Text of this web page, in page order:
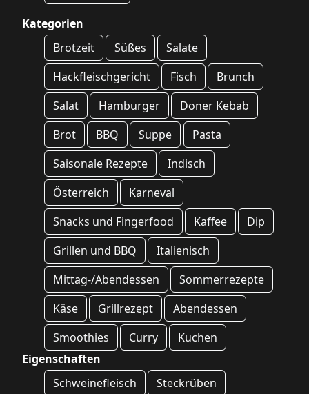
Kategorien
Brotzeit
Süßes
Salate
Hackfleischgericht
Fisch
Brunch
Salat
Hamburger
Doner Kebab
Brot
BBQ Suppe
Pasta
Saisonale Rezepte
Indisch
Österreich
Karneval
Snacks und Fingerfood
Kaffee
Dip
Grillen und BBQ
Italienisch
Mittag-/Abendessen
Sommerrezepte
Käse
Grillrezept
Abendessen
Smoothies
Curry
Kuchen
Eigenschaften
Schweinefleisch
Steckrüben